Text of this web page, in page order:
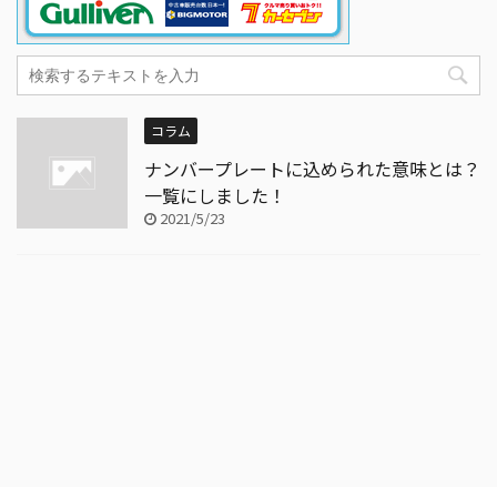
コラム
ナンバープレートに込められた意味とは？
一覧にしました！
2021/5/23